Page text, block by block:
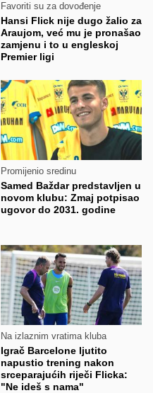
Favoriti su za dovođenje
Hansi Flick nije dugo žalio za
Araujom, već mu je pronašao
zamjenu i to u engleskoj
Premier ligi
Promijenio sredinu
Samed Baždar predstavljen u
novom klubu: Zmaj potpisao
ugovor do 2031. godine
Na izlaznim vratima kluba
Igrač Barcelone ljutito
napustio trening nakon
srceparajućih riječi Flicka:
"Ne ideš s nama"